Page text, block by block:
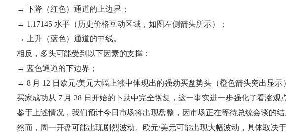
→ 下降（红色）通道的上边界；
→ 1.17145 水平（历史价格互动区域，如图左侧箭头所示）；
→ 上升（蓝色）通道的中线。
相反，多头可能受到以下因素的支撑：
→ 蓝色通道的下边界；
→ 8 月 12 日欧元/美元大幅上涨中体现出的强劲买盘势头（橙色箭头突出显示
买家成功从 7 月 28 日开始的下跌中完全恢复，这一事实进一步强化了看涨观点
鉴于上述情况，我们预计今日市场将出现盘整，因市场正在等待总统会谈的
然而，周一开盘可能出现剧烈波动。欧元/美元可能出现大幅波动，具体取决